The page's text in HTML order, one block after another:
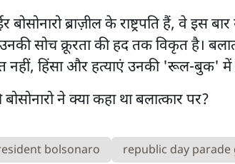
ब्राज़ील के राष्ट्रपति हैं, वे इस
उनकी सोच क्रूरता की हद तक विकृत है।
नहीं, हिंसा और हत्याएं उनकी 'रूल-बुक' में
bolsonaro republic day parade